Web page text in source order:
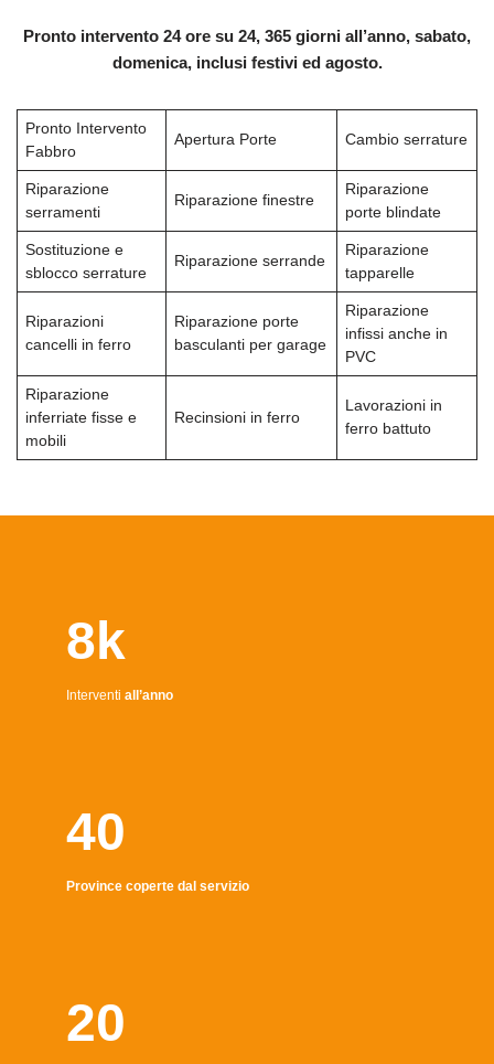
Pronto intervento 24 ore su 24, 365 giorni all’anno, sabato,
domenica, inclusi festivi ed agosto.
Pronto Intervento
Fabbro
Apertura Porte Cambio serrature
Riparazione
serramenti
Riparazione finestre
Riparazione
porte blindate
Sostituzione e
sblocco serrature
Riparazione serrande
Riparazione
tapparelle
Riparazioni
cancelli in ferro
Riparazione porte
basculanti per garage
Riparazione
infissi anche in
PVC
Riparazione
inferriate fisse e
mobili
Recinsioni in ferro
Lavorazioni in
ferro battuto
8k
Interventi all’anno
40
Province coperte dal servizio
20